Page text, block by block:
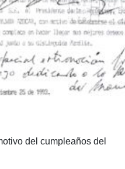
del cumpleaños del